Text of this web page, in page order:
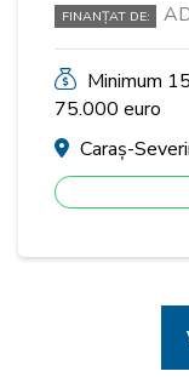
FINANȚAT DE:
Minimum
75.000 euro
Caraș-